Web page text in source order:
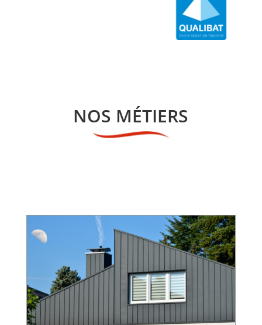
NOS MÉTIERS